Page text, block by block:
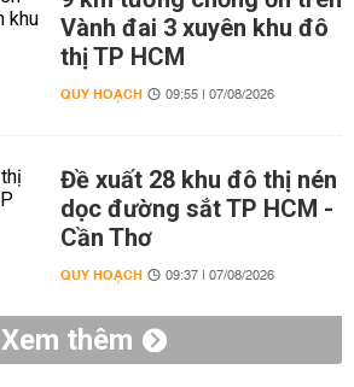
Vành đai 3 xuyên khu đô
thị TP HCM
QUY HOẠCH 09:55 | 07/08/2026
Đề xuất 28 khu đô thị nén
dọc đường sắt TP HCM -
Cần Thơ
QUY HOẠCH 09:37 | 07/08/2026
Xem thêm